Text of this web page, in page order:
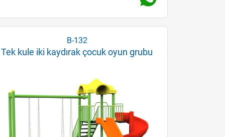
B-132
Tek kule iki kaydırak çocuk oyun grubu